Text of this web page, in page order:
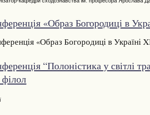
«Образ Богородиці в
«Образ Богородиці в Україні
“Полоністика у світлі